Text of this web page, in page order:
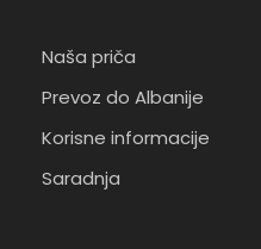
Naša priča
Prevoz do Albanije
Korisne informacije
Saradnja